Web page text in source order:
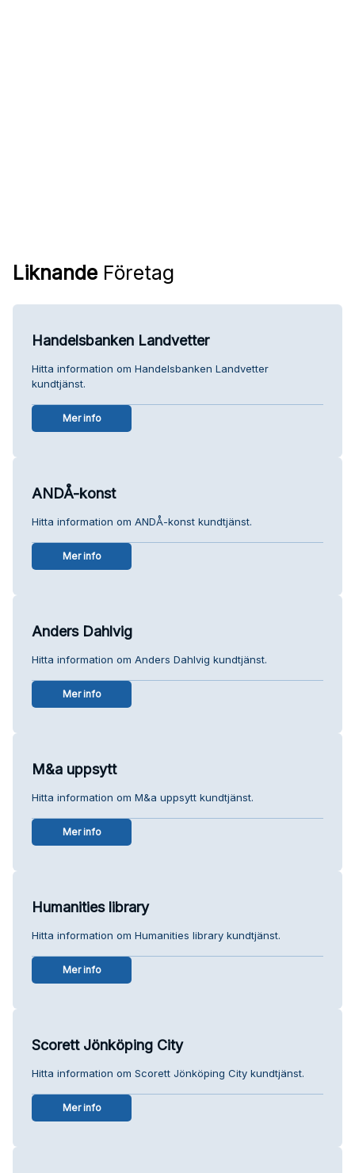
Liknande Företag
Handelsbanken Landvetter
Hitta information om Handelsbanken Landvetter
kundtjänst.
Mer info
ANDÅ-konst
Hitta information om ANDÅ-konst kundtjänst.
Mer info
Anders Dahlvig
Hitta information om Anders Dahlvig kundtjänst.
Mer info
M&a uppsytt
Hitta information om M&a uppsytt kundtjänst.
Mer info
Humanities library
Hitta information om Humanities library kundtjänst.
Mer info
Scorett Jönköping City
Hitta information om Scorett Jönköping City kundtjänst.
Mer info